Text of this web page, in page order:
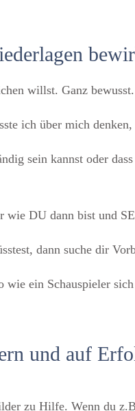
willst. Ganz
ich über mich
sein kannst oder
DU dann bist und
dann suche dir
wie ein Schauspieler
und auf
zu Hilfe. Wenn du